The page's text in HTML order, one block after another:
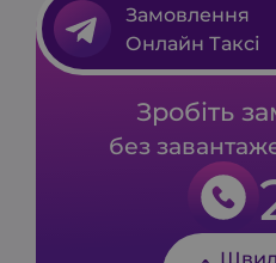
Зробіть
без
Замовлення
Онлайн Таксі